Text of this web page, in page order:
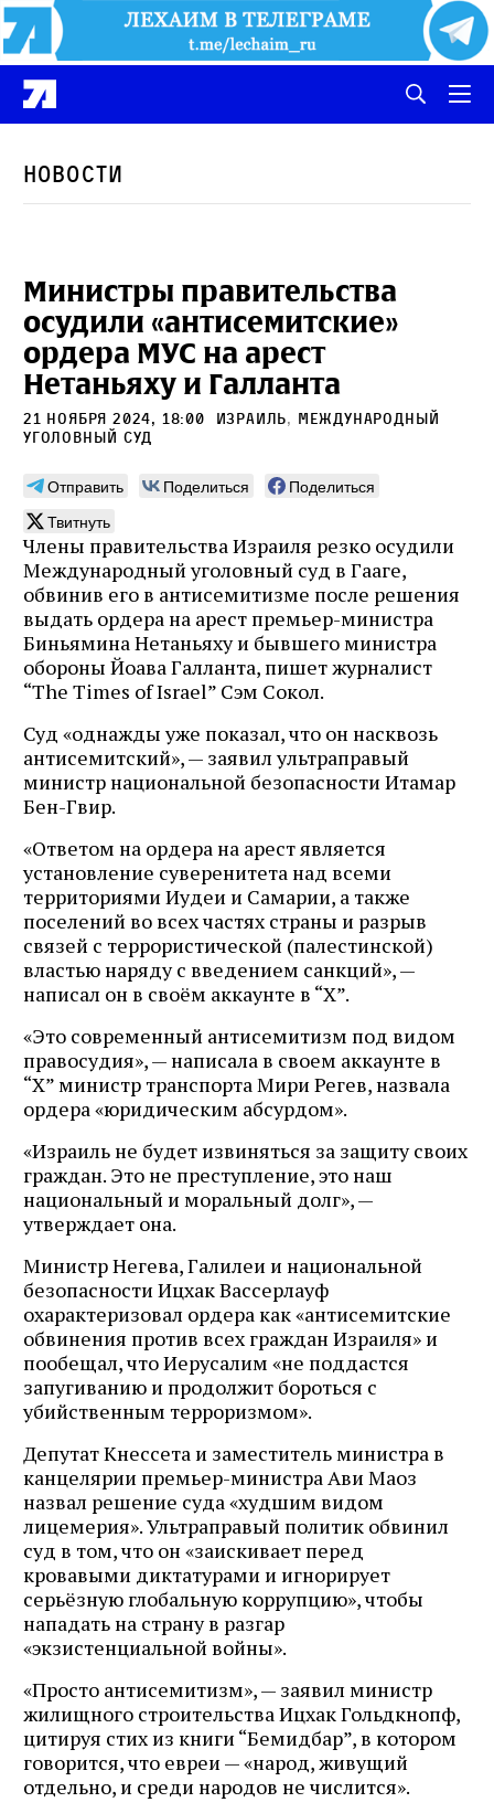
Новости
Министры правительства
осудили «антисемитские»
ордера МУС на арест
Нетаньяху и Галланта
21 ноября 2024, 18:00 Израиль, Международный
уголовный суд
Отправить Поделиться
Поделиться
Твитнуть
Члены правительства Израиля резко осудили
Международный уголовный суд в Гааге,
обвинив его в антисемитизме после решения
выдать ордера на арест премьер-министра
Биньямина Нетаньяху и бывшего министра
обороны Йоава Галланта, пишет журналист
“The Times of Israel” Сэм Сокол.
Суд «однажды уже показал, что он насквозь
антисемитский», — заявил ультраправый
министр национальной безопасности Итамар
Бен-Гвир.
«Ответом на ордера на арест является
установление суверенитета над всеми
территориями Иудеи и Самарии, а также
поселений во всех частях страны и разрыв
связей с террористической (палестинской)
властью наряду с введением санкций», —
написал он в своём аккаунте в “Х”.
«Это современный антисемитизм под видом
правосудия», — написала в своем аккаунте в
“Х” министр транспорта Мири Регев, назвала
ордера «юридическим абсурдом».
«Израиль не будет извиняться за защиту своих
граждан. Это не преступление, это наш
национальный и моральный долг», —
утверждает она.
Министр Негева, Галилеи и национальной
безопасности Ицхак Вассерлауф
охарактеризовал ордера как «антисемитские
обвинения против всех граждан Израиля» и
пообещал, что Иерусалим «не поддастся
запугиванию и продолжит бороться с
убийственным терроризмом».
Депутат Кнессета и заместитель министра в
канцелярии премьер-министра Ави Маоз
назвал решение суда «худшим видом
лицемерия». Ультраправый политик обвинил
суд в том, что он «заискивает перед
кровавыми диктатурами и игнорирует
серьёзную глобальную коррупцию», чтобы
нападать на страну в разгар
«экзистенциальной войны».
«Просто антисемитизм», — заявил министр
жилищного строительства Ицхак Гольдкнопф,
цитируя стих из книги “Бемидбар”, в котором
говорится, что евреи — «народ, живущий
отдельно, и среди народов не числится».